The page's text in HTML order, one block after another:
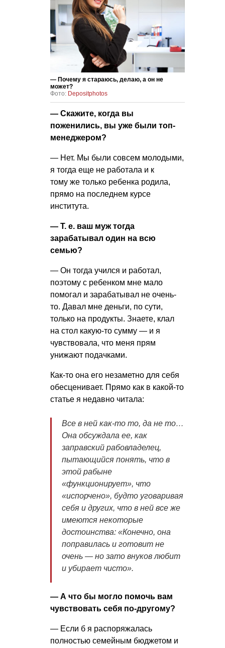
— Почему я стараюсь, делаю, а он не
может?
Фото: Depositphotos
— Скажите, когда вы
поженились, вы уже были топ-
менеджером?
— Нет. Мы были совсем молодыми,
я тогда еще не работала и к
тому же только ребенка родила,
прямо на последнем курсе
института.
— Т. е. ваш муж тогда
зарабатывал один на всю
семью?
— Он тогда учился и работал,
поэтому с ребенком мне мало
помогал и зарабатывал не очень-
то. Давал мне деньги, по сути,
только на продукты. Знаете, клал
на стол какую-то сумму — и я
чувствовала, что меня прям
унижают подачками.
Как-то она его незаметно для себя
обесценивает. Прямо как в какой-то
статье я недавно читала:
Все в ней как-то то, да не то…
Она обсуждала ее, как
заправский рабовладелец,
пытающийся понять, что в
этой рабыне
«функционирует», что
«испорчено», будто уговаривая
себя и других, что в ней все же
имеются некоторые
достоинства: «Конечно, она
поправилась и готовит не
очень — но зато внуков любит
и убирает чисто».
— А что бы могло помочь вам
чувствовать себя по-другому?
— Если б я распоряжалась
полностью семейным бюджетом и